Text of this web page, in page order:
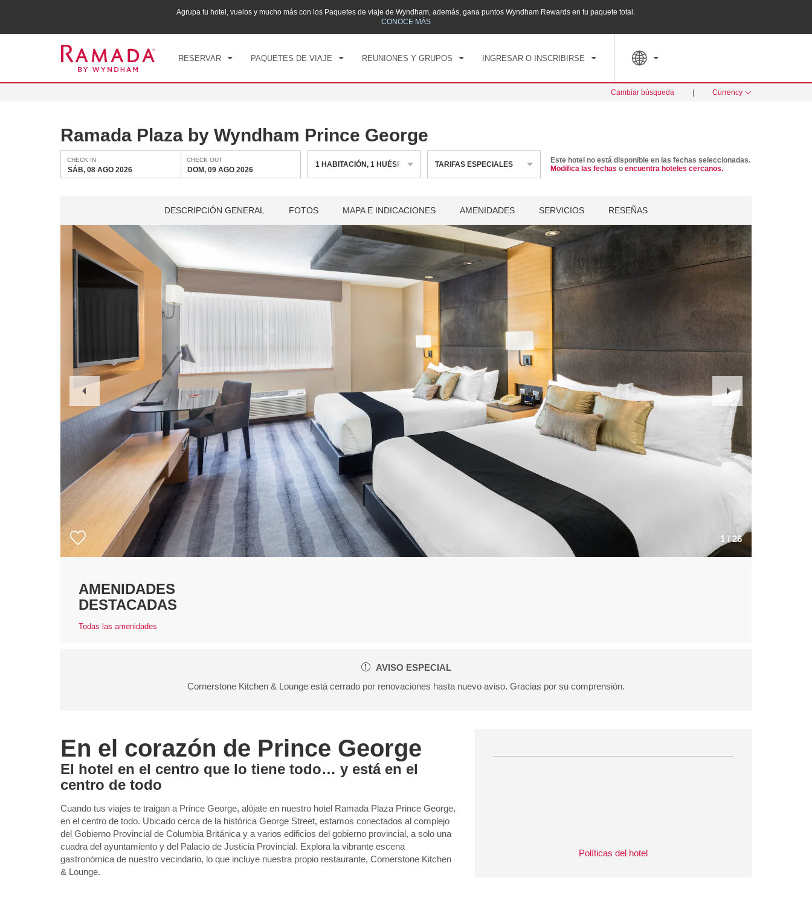
Agrupa tu hotel, vuelos y mucho más con los Paquetes de viaje de Wyndham, además, gana puntos Wyndham Rewards en tu paquete total.
CONOCE MÁS
RESERVAR PAQUETES DE VIAJE REUNIONES Y GRUPOS INGRESAR O INSCRIBIRSE
CHECK IN CHECK OUT
DOM, 09 AGO 2026
Cambiar búsqueda Currency
Ramada Plaza by Wyndham Prince George
CHECK IN
SÁB, 08 AGO 2026
CHECK OUT
DOM, 09 AGO 2026
1 HABITACIÓN,1 HUÉSPED TARIFAS ESPECIALES
Este hotel no está disponible en las fechas seleccionadas.
Modifica las fechas o encuentra hoteles cercanos.
DESCRIPCIÓN GENERAL FOTOS MAPA E INDICACIONES AMENIDADES SERVICIOS RESEÑAS
1 / 26
Previous
Slide
Next
Slide
AMENIDADES
DESTACADAS
Todas las amenidades
AVISO ESPECIAL
Cornerstone Kitchen & Lounge está cerrado por renovaciones hasta nuevo aviso. Gracias por su comprensión.
Políticas del hotel
En el corazón de Prince George
El hotel en el centro que lo tiene todo… y está en el
centro de todo
Cuando tus viajes te traigan a Prince George, alójate en nuestro hotel Ramada Plaza Prince George,
en el centro de todo. Ubicado cerca de la histórica George Street, estamos conectados al complejo
del Gobierno Provincial de Columbia Británica y a varios edificios del gobierno provincial, a solo una
cuadra del ayuntamiento y del Palacio de Justicia Provincial. Explora la vibrante escena
gastronómica de nuestro vecindario, lo que incluye nuestra propio restaurante, Cornerstone Kitchen
& Lounge.